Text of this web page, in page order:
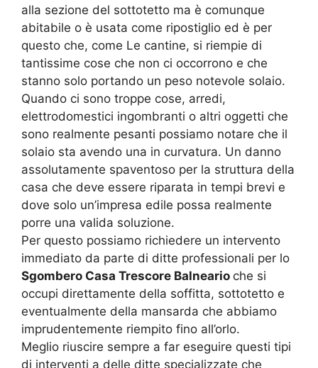
alla sezione del sottotetto ma è comunque
abitabile o è usata come ripostiglio ed è per
questo che, come Le cantine, si riempie di
tantissime cose che non ci occorrono e che
stanno solo portando un peso notevole solaio.
Quando ci sono troppe cose, arredi,
elettrodomestici ingombranti o altri oggetti che
sono realmente pesanti possiamo notare che il
solaio sta avendo una in curvatura. Un danno
assolutamente spaventoso per la struttura della
casa che deve essere riparata in tempi brevi e
dove solo un’impresa edile possa realmente
porre una valida soluzione.
Per questo possiamo richiedere un intervento
immediato da parte di ditte professionali per lo
Sgombero Casa Trescore Balneario che si
occupi direttamente della soffitta, sottotetto e
eventualmente della mansarda che abbiamo
imprudentemente riempito fino all’orlo.
Meglio riuscire sempre a far eseguire questi tipi
di interventi a delle ditte specializzate che